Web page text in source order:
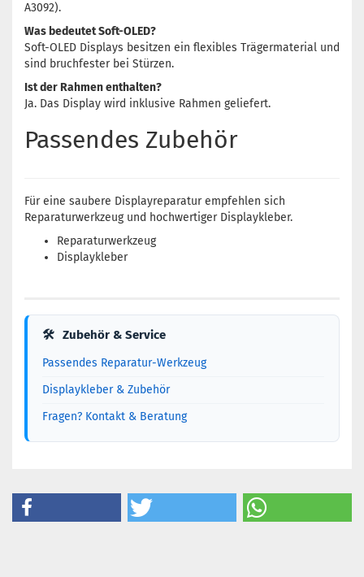
A3092).
Was bedeutet Soft-OLED?
Soft-OLED Displays besitzen ein flexibles Trägermaterial und
sind bruchfester bei Stürzen.
Ist der Rahmen enthalten?
Ja. Das Display wird inklusive Rahmen geliefert.
Passendes Zubehör
Für eine saubere Displayreparatur empfehlen sich
Reparaturwerkzeug und hochwertiger Displaykleber.
Reparaturwerkzeug
Displaykleber
🛠 Zubehör & Service
Passendes Reparatur-Werkzeug
Displaykleber & Zubehör
Fragen? Kontakt & Beratung